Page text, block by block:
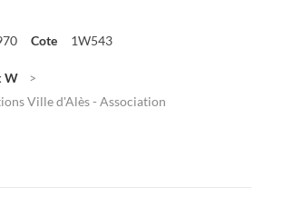
Cote 1W543
W
Ville d'Alès - Association